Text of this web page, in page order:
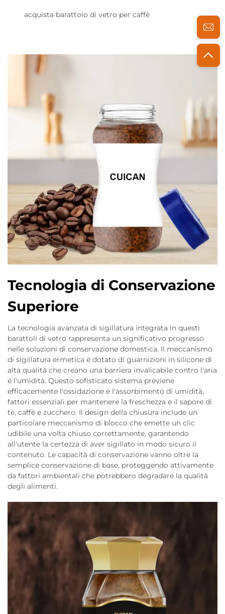
acquista barattolo di vetro per caffè
Tecnologia di Conservazione
Superiore
La tecnologia avanzata di sigillatura integrata in questi
barattoli di vetro rappresenta un significativo progresso
nelle soluzioni di conservazione domestica. Il meccanismo
di sigillatura ermetica è dotato di guarnizioni in silicone di
alta qualità che creano una barriera invalicabile contro l'aria
e l'umidità. Questo sofisticato sistema previene
efficacemente l'ossidazione e l'assorbimento di umidità,
fattori essenziali per mantenere la freschezza e il sapore di
tè, caffè e zucchero. Il design della chiusura include un
particolare meccanismo di blocco che emette un clic
udibile una volta chiuso correttamente, garantendo
all'utente la certezza di aver sigillato in modo sicuro il
contenuto. Le capacità di conservazione vanno oltre la
semplice conservazione di base, proteggendo attivamente
da fattori ambientali che potrebbero degradare la qualità
degli alimenti.